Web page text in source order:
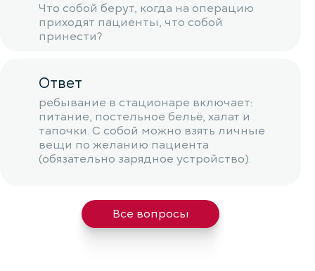
Все вопросы
Что собой берут, когда на операцию
приходят пациенты, что собой
принести?
Ответ
ребывание в стационаре включает:
питание, постельное бельё, халат и
тапочки. С собой можно взять личные
вещи по желанию пациента
(обязательно зарядное устройство).